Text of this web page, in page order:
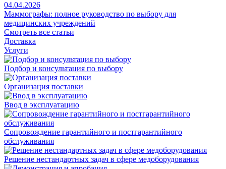
04.04.2026
Маммографы: полное руководство по выбору для
медицинских учреждений
Смотреть все статьи
Доставка
Услуги
Подбор и консультация по выбору
Организация поставки
Ввод в эксплуатацию
Сопровождение гарантийного и постгарантийного
обслуживания
Решение нестандартных задач в сфере медоборудования